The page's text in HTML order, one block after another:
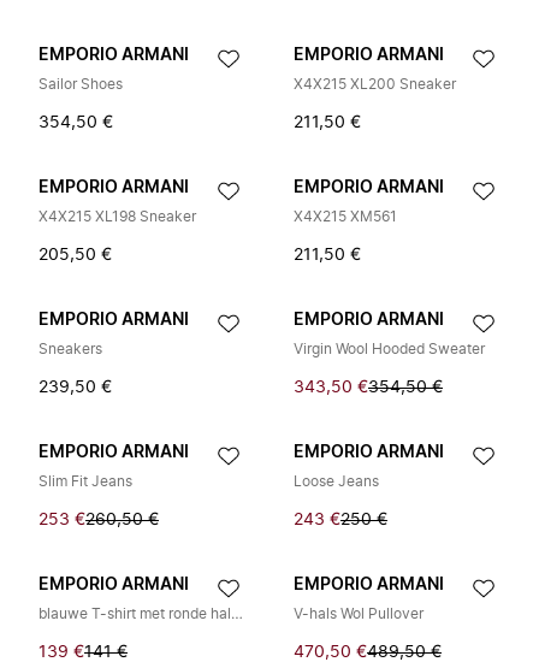
EMPORIO ARMANI
Sailor Shoes
354,50 €
EMPORIO ARMANI
X4X215 XL200 Sneaker
211,50 €
EMPORIO ARMANI
X4X215 XL198 Sneaker
205,50 €
EMPORIO ARMANI
X4X215 XM561
211,50 €
EMPORIO ARMANI
Sneakers
239,50 €
EMPORIO ARMANI
Virgin Wool Hooded Sweater
343,50 €354,50 €
EMPORIO ARMANI
Slim Fit Jeans
253 €260,50 €
EMPORIO ARMANI
Loose Jeans
243 €250 €
EMPORIO ARMANI
blauwe T-shirt met ronde hals en toon-op-toon logo in modal voor heren
139 €141 €
EMPORIO ARMANI
V-hals Wol Pullover
470,50 €489,50 €